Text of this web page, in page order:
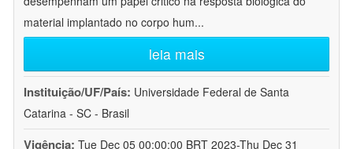
material implantado no corpo hum...
leia mais
Instituição/UF/País: Universidade Federal de Santa
Catarina - SC - Brasil
Vigência: Tue Dec 05 00:00:00 BRT 2023-Thu Dec 31